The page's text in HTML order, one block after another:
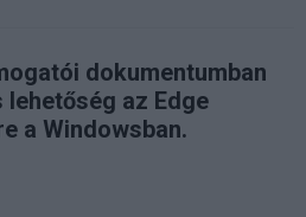
dokumentumban
az Edge
a Windowsban.